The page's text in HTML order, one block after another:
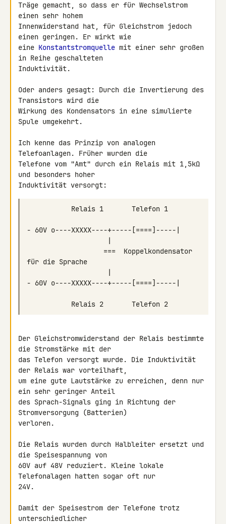
Träge gemacht, so dass er für Wechselstrom
einen sehr hohem
Innenwiderstand hat, für Gleichstrom jedoch
einen geringen. Er wirkt wie
eine Konstantstromquelle mit einer sehr großen
in Reihe geschalteten
Induktivität.
Oder anders gesagt: Durch die Invertierung des
Transistors wird die
Wirkung des Kondensators in eine simulierte
Spule umgekehrt.
Ich kenne das Prinzip von analogen
Telefoanlagen. Früher wurden die
Telefone vom "Amt" durch ein Relais mit 1,5kΩ
und besonders hoher
Induktivität versorgt:
Der Gleichstromwiderstand der Relais bestimmte
die Stromstärke mit der
das Telefon versorgt wurde. Die Induktivität
der Relais war vorteilhaft,
um eine gute Lautstärke zu erreichen, denn nur
ein sehr geringer Anteil
des Sprach-Signals ging in Richtung der
Stromversorgung (Batterien)
verloren.
Die Relais wurden durch Halbleiter ersetzt und
die Speisespannung von
60V auf 48V reduziert. Kleine lokale
Telefonalagen hatten sogar oft nur
24V.
Damit der Speisestrom der Telefone trotz
unterschiedlicher